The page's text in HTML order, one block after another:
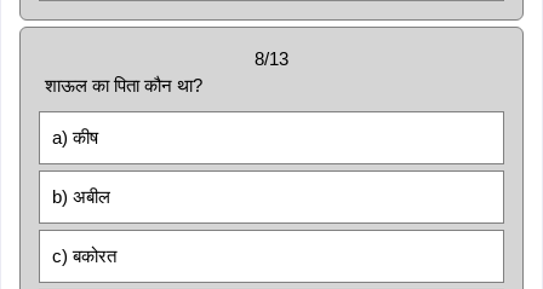
8/13
शाऊल का पिता कौन था?
a) कीष
b) अबील
c) बकोरत